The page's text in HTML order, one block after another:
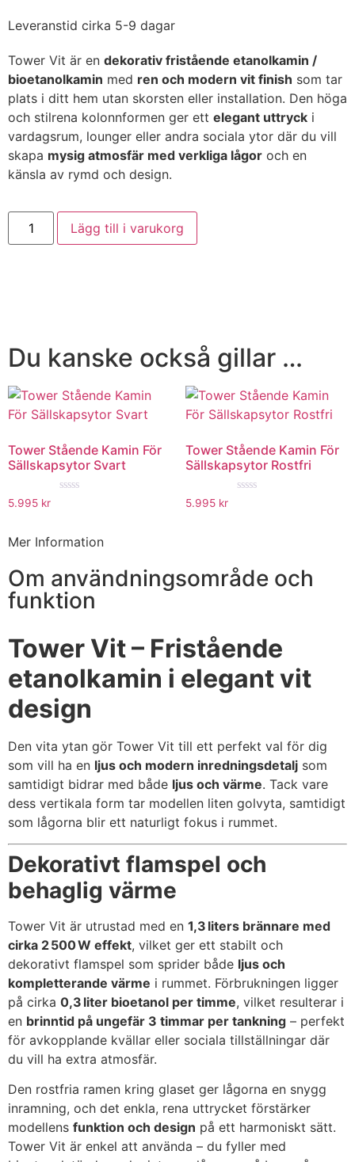
Leveranstid cirka 5-9 dagar
Tower Vit är en dekorativ fristående etanolkamin /
bioetanolkamin med ren och modern vit finish som tar
plats i ditt hem utan skorsten eller installation. Den höga
och stilrena kolonnformen ger ett elegant uttryck i
vardagsrum, lounger eller andra sociala ytor där du vill
skapa mysig atmosfär med verkliga lågor och en
känsla av rymd och design.
Lägg till i varukorg
Du kanske också gillar …
Tower Stående Kamin För
Sällskapsytor Svart
5.995 kr
Tower Stående Kamin För
Sällskapsytor Rostfri
5.995 kr
Mer Information
Om användningsområde och
funktion
Tower Vit – Fristående
etanolkamin i elegant vit
design
Den vita ytan gör Tower Vit till ett perfekt val för dig
som vill ha en ljus och modern inredningsdetalj som
samtidigt bidrar med både ljus och värme. Tack vare
dess vertikala form tar modellen liten golvyta, samtidigt
som lågorna blir ett naturligt fokus i rummet.
Dekorativt flamspel och
behaglig värme
Tower Vit är utrustad med en 1,3 liters brännare med
cirka 2 500 W effekt, vilket ger ett stabilt och
dekorativt flamspel som sprider både ljus och
kompletterande värme i rummet. Förbrukningen ligger
på cirka 0,3 liter bioetanol per timme, vilket resulterar i
en brinntid på ungefär 3 timmar per tankning – perfekt
för avkopplande kvällar eller sociala tillställningar där
du vill ha extra atmosfär.
Den rostfria ramen kring glaset ger lågorna en snygg
inramning, och det enkla, rena uttrycket förstärker
modellens funktion och design på ett harmoniskt sätt.
Tower Vit är enkel att använda – du fyller med